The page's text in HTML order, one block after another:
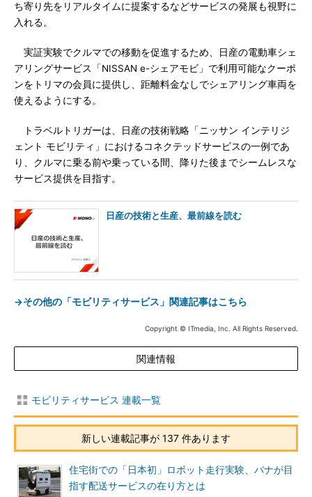
ち寄り先をリアルタイムに提案するなどサービスの発展も視野に
入れる。
実証実験でクルマでの移動を促進するため、日産の電動車シェ
アリングサービス「NISSAN e-シェアモビ」で利用可能なクーポ
ンをトリマの会員に提供し、距離料金なしでシェアリング車両を
使えるようにする。
トラベルトリガーは、日産の技術戦略「ニッサン インテリジ
ェント モビリティ」におけるコネクテッドサービスの一例であ
り、クルマに乗る前や乗っている間、降りた後までシームレスな
サービス提供を目指す。
日産の技術と生産、最前線を読む
→その他の「モビリティサービス」関連記事はこちら
Copyright © ITmedia, Inc. All Rights Reserved.
関連情報
モビリティサービス 連載一覧
新しい連載記事が 137 件あります
住宅街での「日本初」ロボット走行実験、パナが目
指す配送サービスの在り方とは